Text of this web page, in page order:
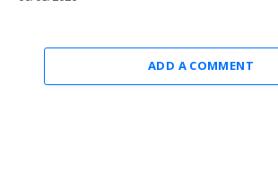
ADD A COMMENT